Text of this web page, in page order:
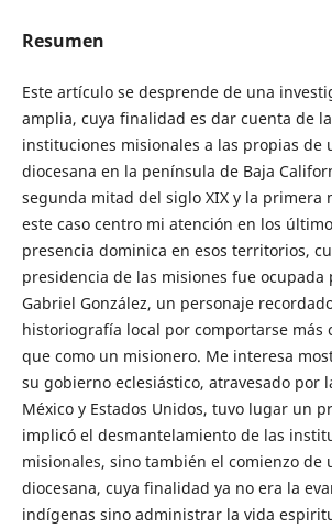
Resumen
Este artículo se desprende de una
amplia, cuya finalidad es dar cuenta de
instituciones misionales a las propias de
diocesana en la península de Baja
segunda mitad del siglo XIX y la primera
este caso centro mi atención en los
presencia dominica en esos territorios,
presidencia de las misiones fue ocupada
Gabriel González, un personaje
historiografía local por comportarse más
que como un misionero. Me interesa
su gobierno eclesiástico, atravesado por
México y Estados Unidos, tuvo lugar un
implicó el desmantelamiento de las
misionales, sino también el comienzo de
diocesana, cuya finalidad ya no era la
indígenas sino administrar la vida